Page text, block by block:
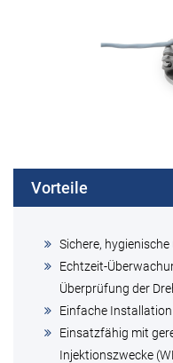
Vorteile
Sichere,
Echtzeit-
Überprüfung der
Einfache
Einsatzfähig mit
Injektionszwecke